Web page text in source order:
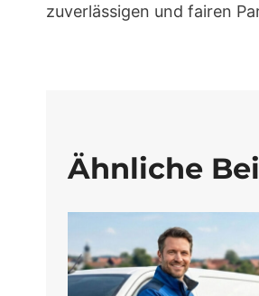
zuverlässigen und fairen
Ähnliche